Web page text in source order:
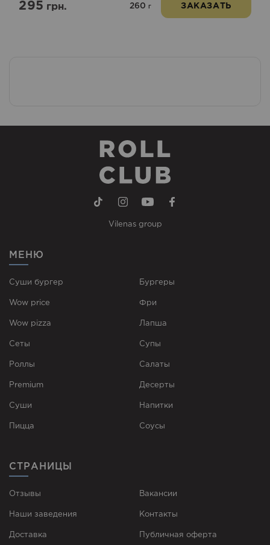
295грн. 260 г ЗАКАЗАТЬ
Vilenas group
МЕНЮ
Суши бургер
Wow price
Wow pizza
Сеты
Роллы
Premium
Суши
Пицца
Бургеры
Фри
Лапша
Супы
Cалаты
Десерты
Напитки
Соусы
СТРАНИЦЫ
Отзывы
Наши заведения
Доставка
Вакансии
Контакты
Публичная оферта